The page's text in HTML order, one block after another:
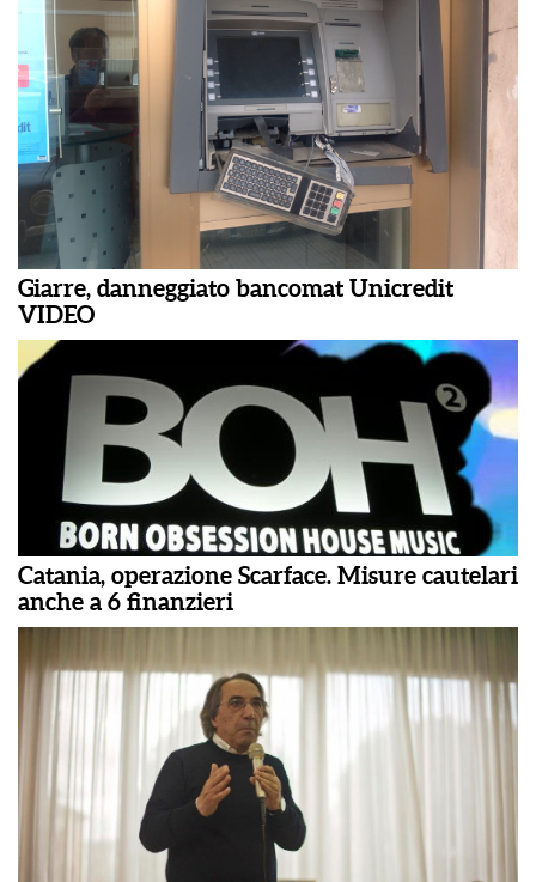
Giarre, danneggiato bancomat Unicredit
VIDEO
Catania, operazione Scarface. Misure cautelari
anche a 6 finanzieri